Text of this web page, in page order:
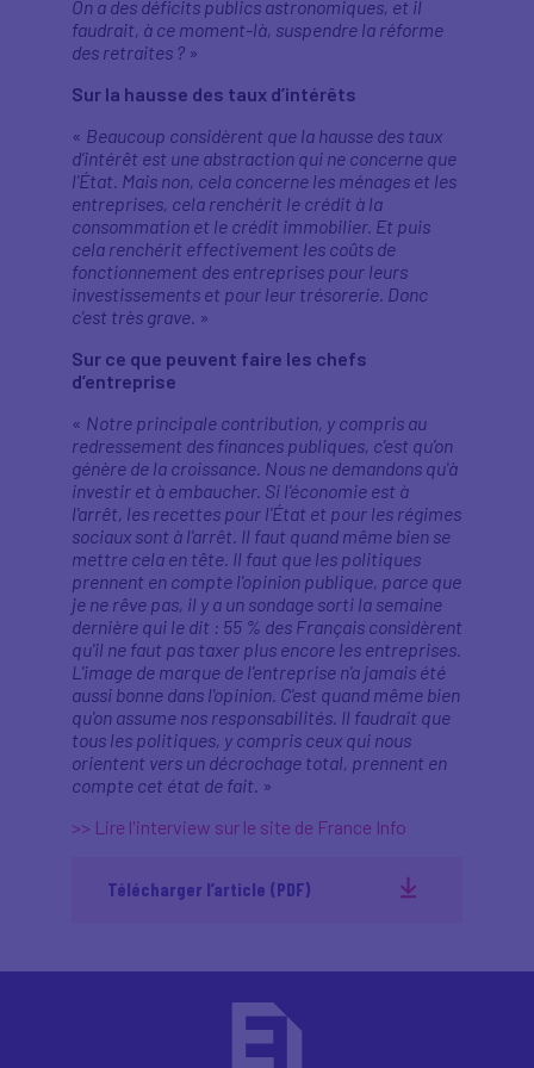
On a des déficits publics astronomiques, et il
faudrait, à ce moment-là, suspendre la réforme
des retraites ? »
Sur la hausse des taux d’intérêts
« Beaucoup considèrent que la hausse des taux
d’intérêt est une abstraction qui ne concerne que
l'État. Mais non, cela concerne les ménages et les
entreprises, cela renchérit le crédit à la
consommation et le crédit immobilier. Et puis
cela renchérit effectivement les coûts de
fonctionnement des entreprises pour leurs
investissements et pour leur trésorerie. Donc
c'est très grave. »
Sur ce que peuvent faire les chefs
d’entreprise
« Notre principale contribution, y compris au
redressement des finances publiques, c'est qu'on
génère de la croissance. Nous ne demandons qu'à
investir et à embaucher. Si l'économie est à
l'arrêt, les recettes pour l'État et pour les régimes
sociaux sont à l'arrêt. Il faut quand même bien se
mettre cela en tête. Il faut que les politiques
prennent en compte l'opinion publique, parce que
je ne rêve pas, il y a un sondage sorti la semaine
dernière qui le dit : 55 % des Français considèrent
qu'il ne faut pas taxer plus encore les entreprises.
L'image de marque de l'entreprise n'a jamais été
aussi bonne dans l'opinion. C'est quand même bien
qu'on assume nos responsabilités. Il faudrait que
tous les politiques, y compris ceux qui nous
orientent vers un décrochage total, prennent en
compte cet état de fait. »
>> Lire l'interview sur le site de France Info
Télécharger l’article (PDF)